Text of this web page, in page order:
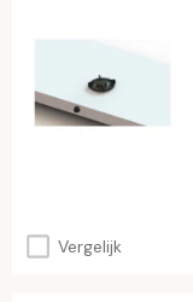
Vergelijk